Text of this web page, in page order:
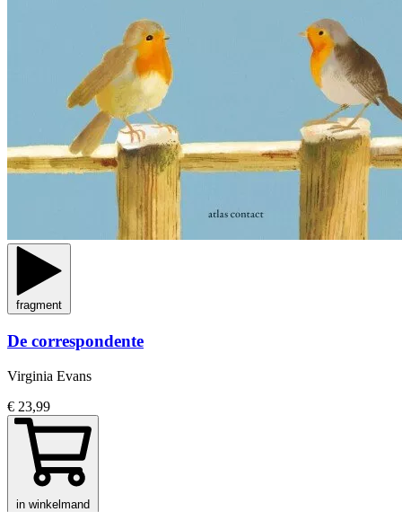
fragment
De correspondente
Virginia Evans
€ 23,99
in winkelmand